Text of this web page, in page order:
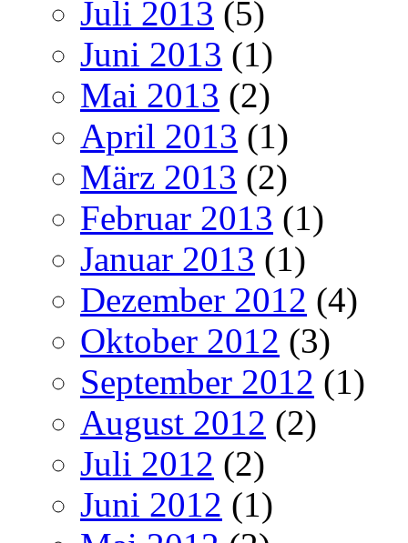
Juli 2013 (5)
Juni 2013 (1)
Mai 2013 (2)
April 2013 (1)
März 2013 (2)
Februar 2013 (1)
Januar 2013 (1)
Dezember 2012 (4)
Oktober 2012 (3)
September 2012 (1)
August 2012 (2)
Juli 2012 (2)
Juni 2012 (1)